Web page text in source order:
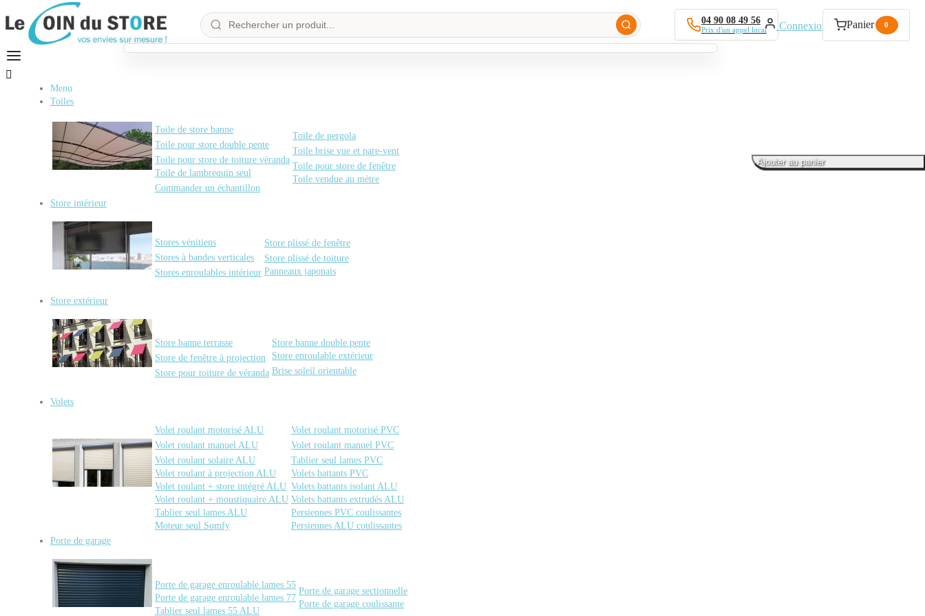
04 90 08 49 56
Prix d'un appel local Connexion Panier 0

Menu
Toiles
Toile de store banne
Toile pour store double pente
Toile pour store de toiture véranda
Toile de lambrequin seul
Commander un échantillon
Toile de pergola
Toile brise vue et pare-vent
Toile pour store de fenêtre
Toile vendue au mètre
Store intérieur
Stores vénitiens
Stores à bandes verticales
Stores enroulables intérieur
Store plissé de fenêtre
Store plissé de toiture
Panneaux japonais
Store extérieur
Store banne terrasse
Store de fenêtre à projection
Store pour toiture de véranda
Store banne double pente
Store enroulable extérieur
Brise soleil orientable
Volets
Volet roulant motorisé ALU
Volet roulant manuel ALU
Volet roulant solaire ALU
Volet roulant à projection ALU
Volet roulant + store intégré ALU
Volet roulant + moustiquaire ALU
Tablier seul lames ALU
Moteur seul Somfy
Volet roulant motorisé PVC
Volet roulant manuel PVC
Tablier seul lames PVC
Volets battants PVC
Volets battants isolant ALU
Volets battants extrudés ALU
Persiennes PVC coulissantes
Persiennes ALU coulissantes
Porte de garage
Porte de garage enroulable lames 55
Porte de garage enroulable lames 77
Tablier seul lames 55 ALU
Porte de garage sectionnelle
Porte de garage coulissante
Ajouter au panier